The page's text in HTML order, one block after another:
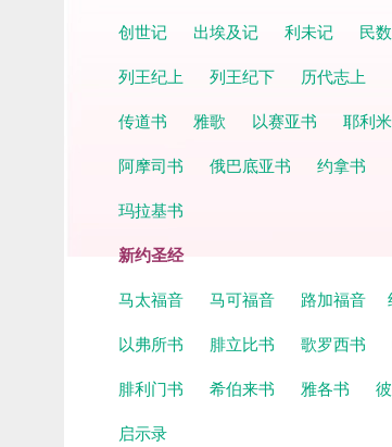
创世记 出埃及记 利未记 民
列王纪上
列王纪下 历代志上
传道书
雅歌 以赛亚书 耶利
阿摩司书
俄巴底亚书 约拿书
玛拉基书
新约圣经
马太福音 马可福音 路加福音
以弗所书
腓立比书 歌罗西书
腓利门书
希伯来书 雅各书
启示录